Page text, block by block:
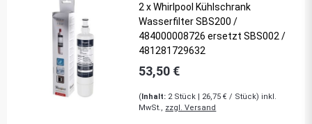
2 x Whirlpool Kühlschrank
Wasserfilter SBS200 /
484000008726 ersetzt SBS002 /
481281729632
53,50 €
(Inhalt: 2 Stück | 26,75 € / Stück) inkl.
MwSt., zzgl. Versand